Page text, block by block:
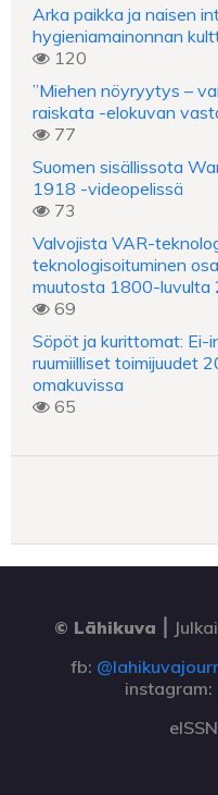
Arka paikka ja naisen
hygieniamainonnan
120
”Miehen nöyryytys –
raiskata -elokuvan
77
Suomen sisällissota
1918 -videopelissä
73
Valvojista VAR-
teknologisoituminen
muutosta 1800-luvulta
69
Söpöt ja kurittomat: Ei-
ruumiilliset toimijuudet
omakuvissa
65
© Lähikuva
fb:
instagram: